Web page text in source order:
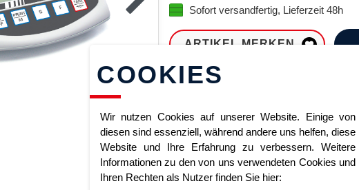
Sofort versandfertig, Lieferzeit 48h
ARTIKEL MERKEN
COOKIES
Wir nutzen Cookies auf unserer Website. Einige von
diesen sind essenziell, während andere uns helfen, diese
Website und Ihre Erfahrung zu verbessern. Weitere
Informationen zu den von uns verwendeten Cookies und
Ihren Rechten als Nutzer finden Sie hier: